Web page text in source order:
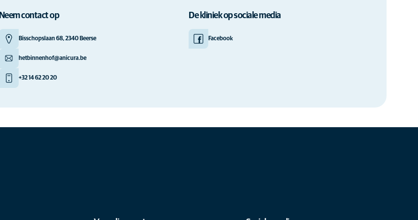
Neem contact op
Bisschopslaan 68, 2340 Beerse
hetbinnenhof@anicura.be
+32 14 62 20 20
De kliniek op sociale media
Facebook